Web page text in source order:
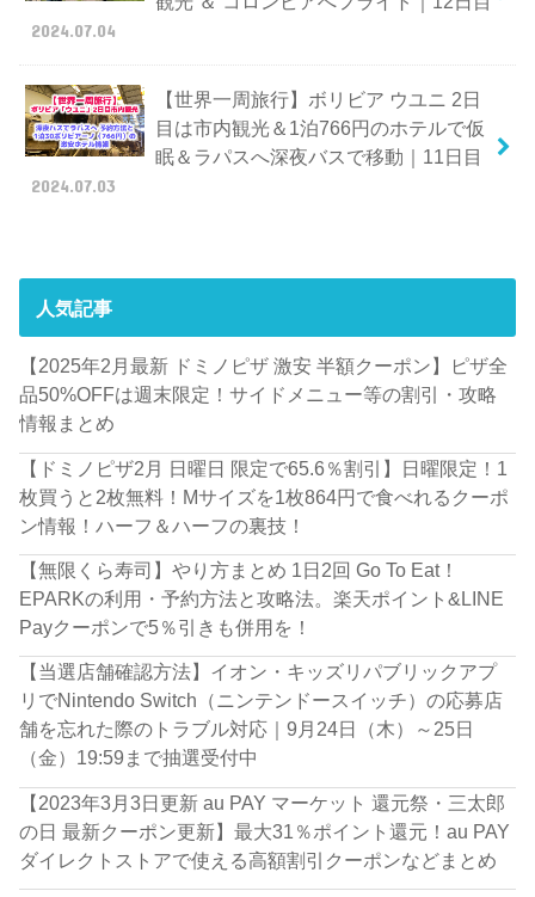
2024.07.04
【世界一周旅行】ボリビア ウユニ 2日
目は市内観光＆1泊766円のホテルで仮
眠＆ラパスへ深夜バスで移動｜11日目
2024.07.03
人気記事
【2025年2月最新 ドミノピザ 激安 半額クーポン】ピザ全
品50%OFFは週末限定！サイドメニュー等の割引・攻略
情報まとめ
【ドミノピザ2月 日曜日 限定で65.6％割引】日曜限定！1
枚買うと2枚無料！Mサイズを1枚864円で食べれるクーポ
ン情報！ハーフ＆ハーフの裏技！
【無限くら寿司】やり方まとめ 1日2回 Go To Eat！
EPARKの利用・予約方法と攻略法。楽天ポイント&LINE
Payクーポンで5％引きも併用を！
【当選店舗確認方法】イオン・キッズリパブリックアプ
リでNintendo Switch（ニンテンドースイッチ）の応募店
舗を忘れた際のトラブル対応｜9月24日（木）～25日
（金）19:59まで抽選受付中
【2023年3月3日更新 au PAY マーケット 還元祭・三太郎
の日 最新クーポン更新】最大31％ポイント還元！au PAY
ダイレクトストアで使える高額割引クーポンなどまとめ